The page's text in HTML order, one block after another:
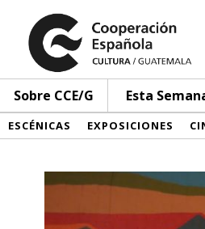
Sobre CCE/G Esta
ESCÉNICAS EXPOSICIONES